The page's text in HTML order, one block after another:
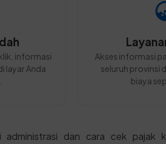
informasi
layar Anda
Akses informasi
seluruh provinsi
biaya
administrasi dan cara cek pajak